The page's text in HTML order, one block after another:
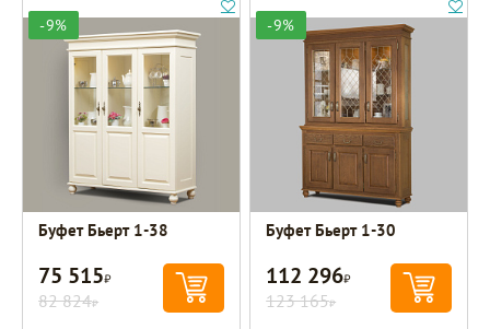
-9%
Буфет Бьерт 1-38
75 515Р
82 824Р
-9%
Буфет Бьерт 1-30
112 296Р
123 165Р